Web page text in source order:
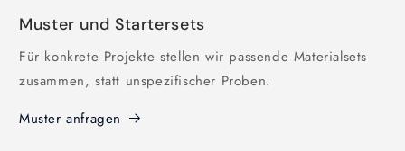
Muster und Startersets
Für konkrete Projekte stellen wir passende Materialsets
zusammen, statt unspezifischer Proben.
Muster anfragen